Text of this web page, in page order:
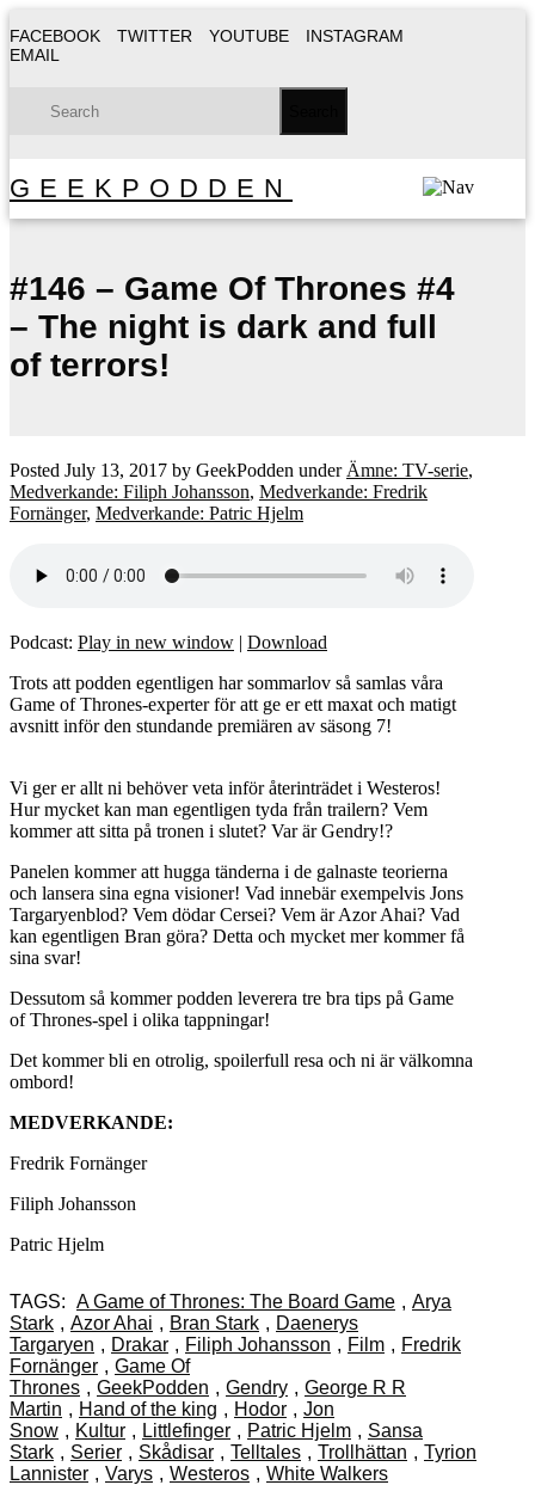
FACEBOOK TWITTER YOUTUBE
INSTAGRAM
EMAIL
GEEKPODDEN
#146 – Game Of Thrones #4
– The night is dark and full
of terrors!
Posted July 13, 2017 by GeekPodden under Ämne: TV-serie,
Medverkande: Filiph Johansson, Medverkande: Fredrik
Fornänger, Medverkande: Patric Hjelm
Podcast: Play in new window | Download
Trots att podden egentligen har sommarlov så samlas våra
Game of Thrones-experter för att ge er ett maxat och matigt
avsnitt inför den stundande premiären av säsong 7!
Vi ger er allt ni behöver veta inför återinträdet i Westeros!
Hur mycket kan man egentligen tyda från trailern? Vem
kommer att sitta på tronen i slutet? Var är Gendry!?
Panelen kommer att hugga tänderna i de galnaste teorierna
och lansera sina egna visioner! Vad innebär exempelvis Jons
Targaryenblod? Vem dödar Cersei? Vem är Azor Ahai? Vad
kan egentligen Bran göra? Detta och mycket mer kommer få
sina svar!
Dessutom så kommer podden leverera tre bra tips på Game
of Thrones-spel i olika tappningar!
Det kommer bli en otrolig, spoilerfull resa och ni är välkomna
ombord!
MEDVERKANDE:
Fredrik Fornänger
Filiph Johansson
Patric Hjelm
TAGS: A Game of Thrones: The Board Game , Arya
Stark , Azor Ahai , Bran Stark , Daenerys
Targaryen , Drakar , Filiph Johansson , Film , Fredrik
Fornänger , Game Of
Thrones , GeekPodden , Gendry , George R R
Martin , Hand of the king , Hodor , Jon
Snow , Kultur , Littlefinger , Patric Hjelm , Sansa
Stark , Serier , Skådisar , Telltales , Trollhättan , Tyrion
Lannister , Varys , Westeros , White Walkers